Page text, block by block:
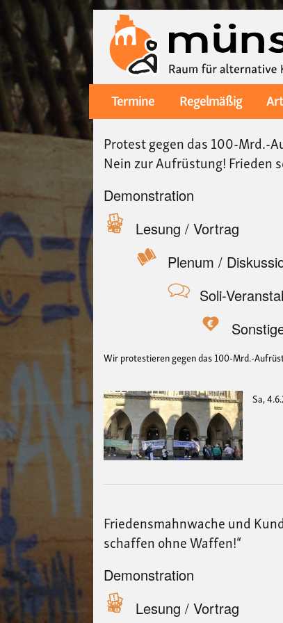
Main
navigation
Termine Regelmäßig
Protest gegen das 100-Mrd.-
Nein zur Aufrüstung! Frieden
Demonstration
Lesung / Vortrag
Plenum /
Soli-
Wir protestieren gegen das 100-Mrd.-
Sa,
Friedensmahnwache und
schaffen ohne Waffen!“
Demonstration
Lesung / Vortrag